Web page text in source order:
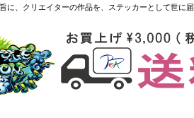
に、クリエイターの作品を、ステッカーとして世に